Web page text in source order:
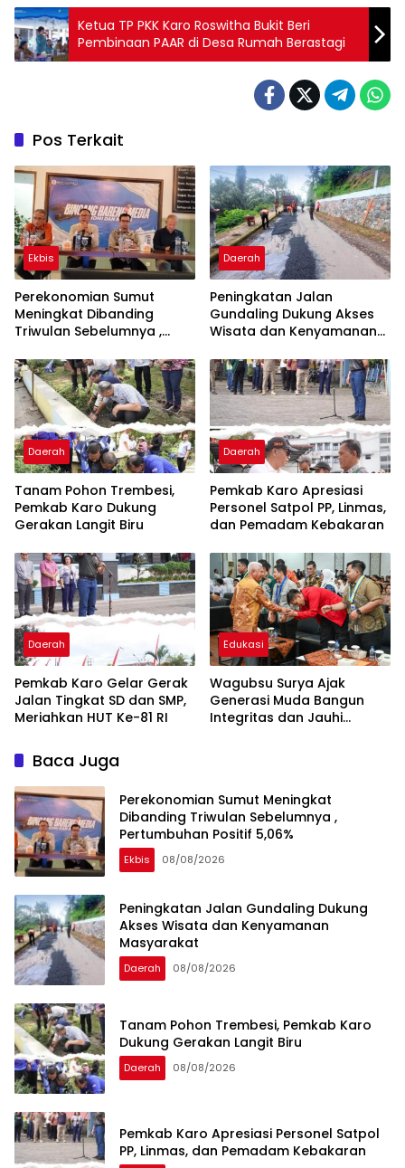
Ketua TP PKK Karo Roswitha Bukit Beri
Pembinaan PAAR di Desa Rumah Berastagi
Pos Terkait
Ekbis
Perekonomian Sumut
Meningkat Dibanding
Triwulan Sebelumnya ,
Daerah
Peningkatan Jalan
Gundaling Dukung Akses
Wisata dan Kenyamanan
Daerah
Tanam Pohon Trembesi,
Pemkab Karo Dukung
Gerakan Langit Biru
Daerah
Pemkab Karo Apresiasi
Personel Satpol PP, Linmas,
dan Pemadam Kebakaran
Daerah
Pemkab Karo Gelar Gerak
Jalan Tingkat SD dan SMP,
Meriahkan HUT Ke-81 RI
Edukasi
Wagubsu Surya Ajak
Generasi Muda Bangun
Integritas dan Jauhi
Baca Juga
Perekonomian Sumut Meningkat
Dibanding Triwulan Sebelumnya ,
Pertumbuhan Positif 5,06%
Ekbis 08/08/2026
Peningkatan Jalan Gundaling Dukung
Akses Wisata dan Kenyamanan
Masyarakat
Daerah 08/08/2026
Tanam Pohon Trembesi, Pemkab Karo
Dukung Gerakan Langit Biru
Daerah 08/08/2026
Pemkab Karo Apresiasi Personel Satpol
PP, Linmas, dan Pemadam Kebakaran